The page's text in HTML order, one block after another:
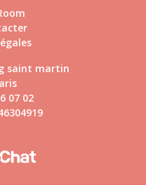
saint martin
07 02